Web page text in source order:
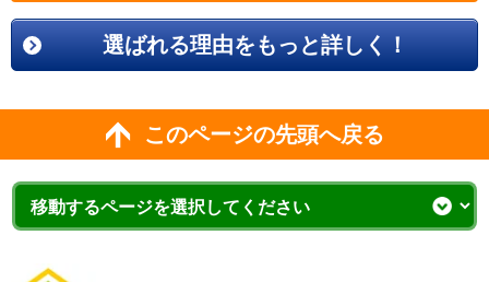
選ばれる理由をもっと詳しく！
このページの先頭へ戻る